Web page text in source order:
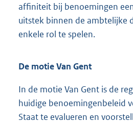
affiniteit bij benoemingen
uitstek binnen de ambtelijke
enkele rol te spelen.
De motie Van Gent
In de motie Van Gent is de
huidige benoemingenbeleid
Staat te evalueren en